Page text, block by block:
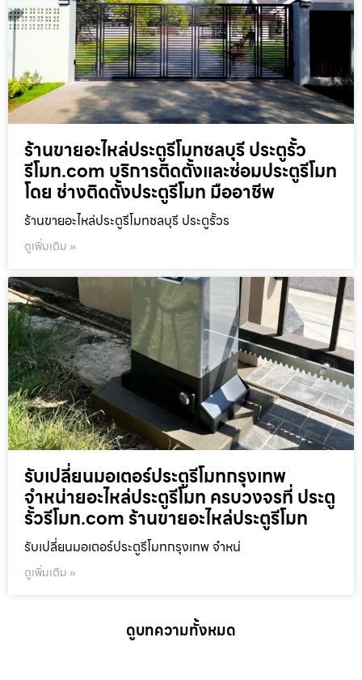
ร้านขายอะไหล่ประตูรีโมทชลบุรี ประตูรั้ว
รีโมท.com บริการติดตั้งและซ่อมประตูรีโมท
โดย ช่างติดตั้งประตูรีโมท มืออาชีพ
ร้านขายอะไหล่ประตูรีโมทชลบุรี ประตูรั้วร
ดูเพิ่มเติม »
รับเปลี่ยนมอเตอร์ประตูรีโมทกรุงเทพ
จำหน่ายอะไหล่ประตูรีโมท ครบวงจรที่ ประตู
รั้วรีโมท.com ร้านขายอะไหล่ประตูรีโมท
รับเปลี่ยนมอเตอร์ประตูรีโมทกรุงเทพ จำหน่
ดูเพิ่มเติม »
ดูบทความทั้งหมด